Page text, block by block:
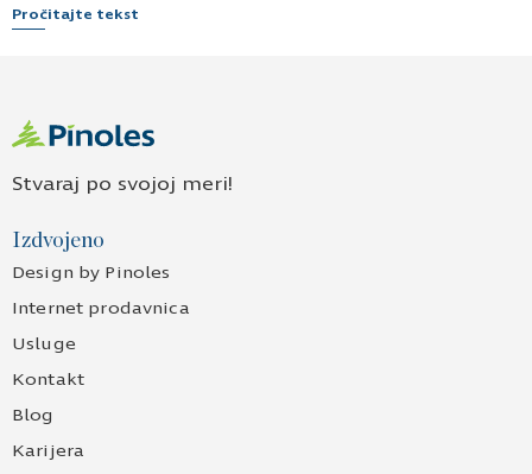
Pročitajte tekst
Stvaraj po svojoj meri!
Izdvojeno
Design by Pinoles
Internet prodavnica
Usluge
Kontakt
Blog
Karijera